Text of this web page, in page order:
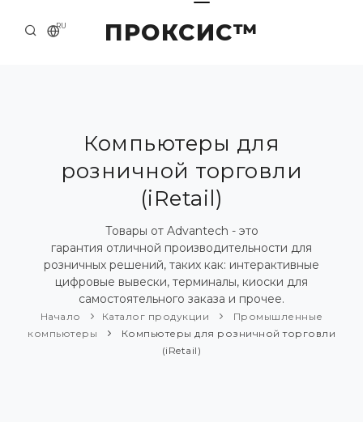
ПРОКСИС™
RU
О КОМПАНИИ
ПРИМЕРЫ И РЕШЕНИЯ
КАТАЛОГ ПРОДУКЦИИ
ПРЕСС-ЦЕНТР
Компьютеры для
розничной торговли
(iRetail)
Товары от Advantech - это
гарантия отличной производительности для
розничных решений, таких как: интерактивные
цифровые вывески, терминалы, киоски для
самостоятельного заказа и прочее.
Начало Каталог продукции
Промышленные
компьютеры
Компьютеры для розничной торговли
(iRetail)